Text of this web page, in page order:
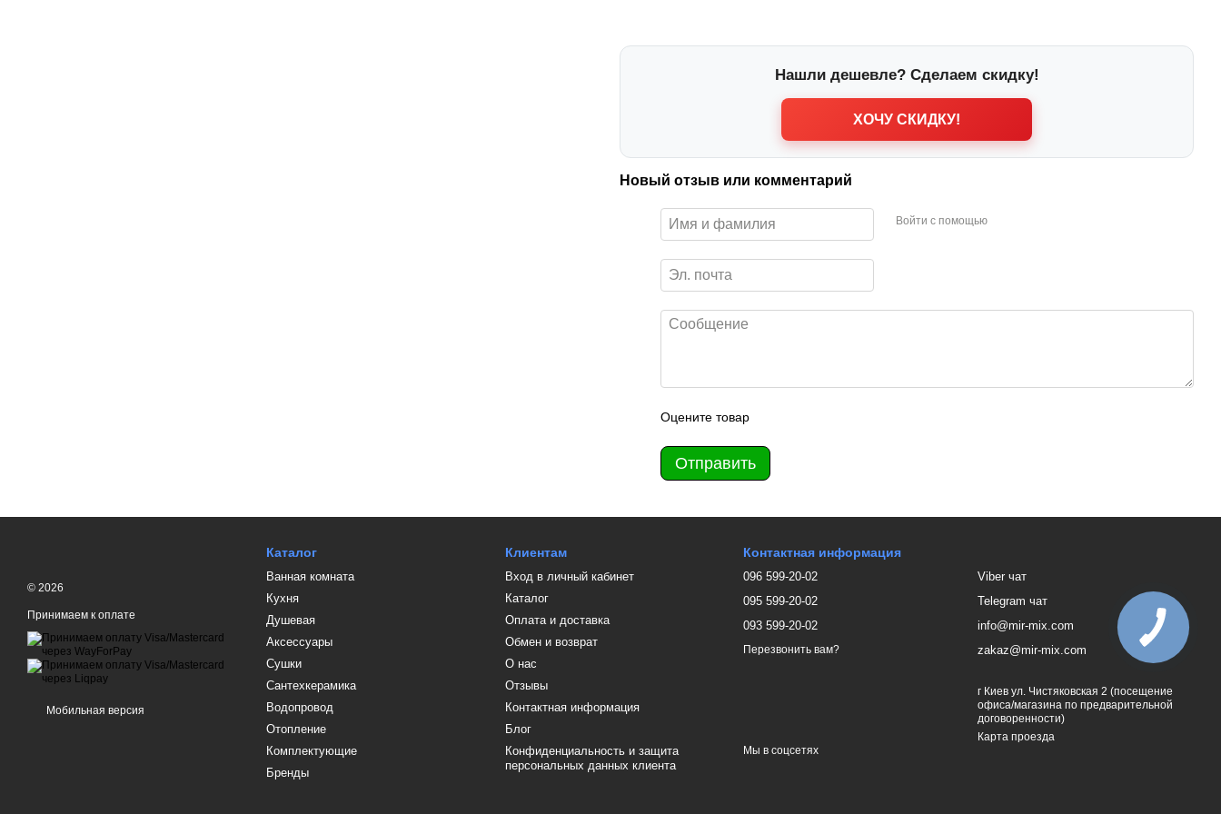
Нашли дешевле? Сделаем скидку!
ХОЧУ СКИДКУ!
Новый отзыв или комментарий
Войти с помощью
Оцените товар
Отправить
© 2026
Принимаем к оплате
Мобильная версия
Каталог
Ванная комната
Кухня
Душевая
Аксессуары
Сушки
Сантехкерамика
Водопровод
Отопление
Комплектующие
Бренды
Клиентам
Вход в личный кабинет
Каталог
Оплата и доставка
Обмен и возврат
О нас
Отзывы
Контактная информация
Блог
Конфиденциальность и защита
персональных данных клиента
Контактная информация
096 599-20-02
095 599-20-02
093 599-20-02
Перезвонить вам?
Viber чат
Telegram чат
info@mir-mix.com
zakaz@mir-mix.com
г Киев ул. Чистяковская 2 (посещение
офиса/магазина по предварительной
договоренности)
Карта проезда
Мы в соцсетях